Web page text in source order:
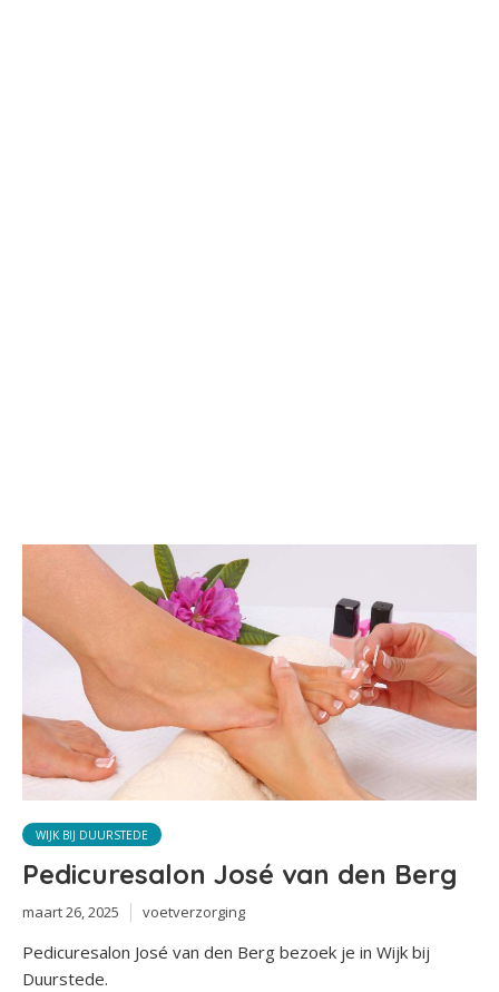
WIJK BIJ DUURSTEDE
Pedicuresalon José van den Berg
maart 26, 2025 voetverzorging
Pedicuresalon José van den Berg bezoek je in Wijk bij
Duurstede.